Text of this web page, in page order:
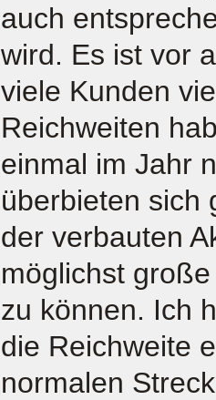
auch
wird. Es ist vor
viele Kunden
Reichweiten
einmal im Jahr
überbieten sich
der verbauten
möglichst
zu können. Ich
die Reichweite
normalen